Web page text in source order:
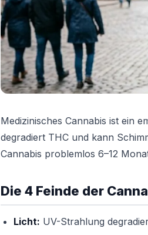
Medizinisches Cannabis ist ein
degradiert THC und kann
Cannabis problemlos 6–12
Die 4 Feinde der
Licht: UV-Strahlung